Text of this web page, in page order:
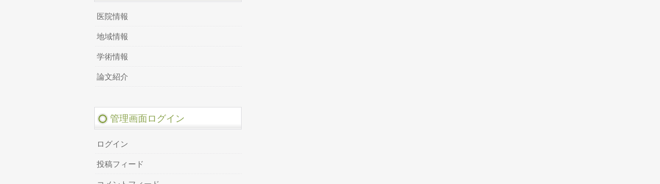
医院情報
地域情報
学術情報
論文紹介
管理画面ログイン
ログイン
投稿フィード